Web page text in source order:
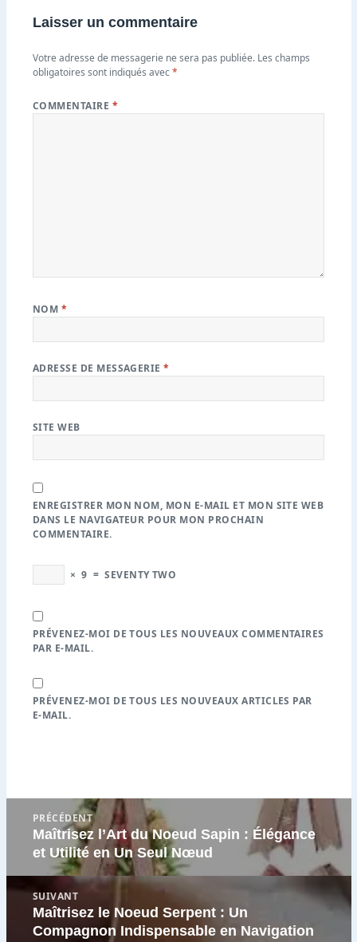
Laisser un commentaire
Votre adresse de messagerie ne sera pas publiée. Les champs
obligatoires sont indiqués avec*
COMMENTAIRE *
NOM *
ADRESSE DE MESSAGERIE*
SITE WEB
ENREGISTRER MON NOM, MON E-MAIL ET MON SITE WEB
DANS LE NAVIGATEUR POUR MON PROCHAIN
COMMENTAIRE.
× 9 = SEVENTY TWO
PRÉVENEZ-MOI DE TOUS LES NOUVEAUX COMMENTAIRES
PAR E-MAIL.
PRÉVENEZ-MOI DE TOUS LES NOUVEAUX ARTICLES PAR
E-MAIL.
l’article
PRÉCÉDENT
Article
précédent
Maîtrisez l’Art du Noeud Sapin : Élégance
et Utilité en Un Seul Nœud
SUIVANT
Article
suivant
Maîtrisez le Noeud Serpent : Un
Compagnon Indispensable en Navigation